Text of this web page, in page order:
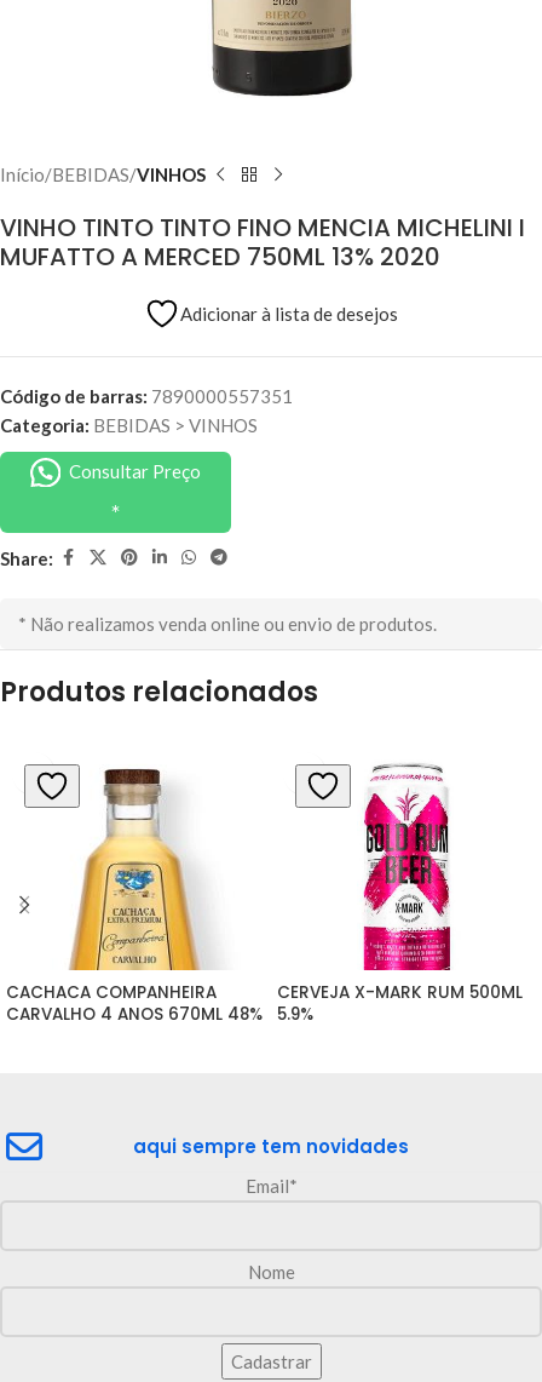
Início BEBIDAS VINHOS
VINHO TINTO TINTO FINO MENCIA MICHELINI I
MUFATTO A MERCED 750ML 13% 2020
Adicionar à lista de desejos
Código de barras: 7890000557351
Categoria: BEBIDAS > VINHOS
Consultar Preço
Share:
* Não realizamos venda online ou envio de produtos.
Produtos relacionados
CACHACA COMPANHEIRA
CARVALHO 4 ANOS 670ML 48%
CERVEJA X-MARK RUM 500ML
5.9%
aqui sempre tem novidades
Email*
Nome